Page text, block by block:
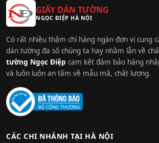
GIẤY DÁN TƯỜNG
NGỌC ĐIỆP HÀ NỘI
Có rất nhiều thậm chí hàng ngàn đơn vị cung
dán tường đa số chúng ta hay nhầm lẫn về
tường Ngọc Điệp cam kết đảm bảo hàng
và luôn luôn an tâm về mẫu mã, chất lượng.
CÁC CHI NHÁNH TẠI HÀ NỘI